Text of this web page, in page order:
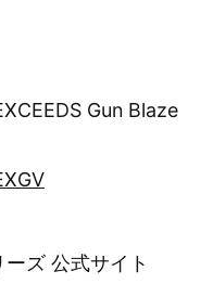
Gun Blaze
ズ 公式サイト